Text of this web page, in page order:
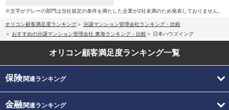
※文字がグレーの部門は当社規定の条件を満たした企業が2社未満のため発表しておりません。
オリコン顧客満足度ランキング
分譲マンション管理会社ランキング・比較
おすすめの分譲マンション管理会社 東海ランキング・比較
日本ハウズイング
オリコン顧客満足度ランキング一覧
保険関連ランキング
金融関連ランキング